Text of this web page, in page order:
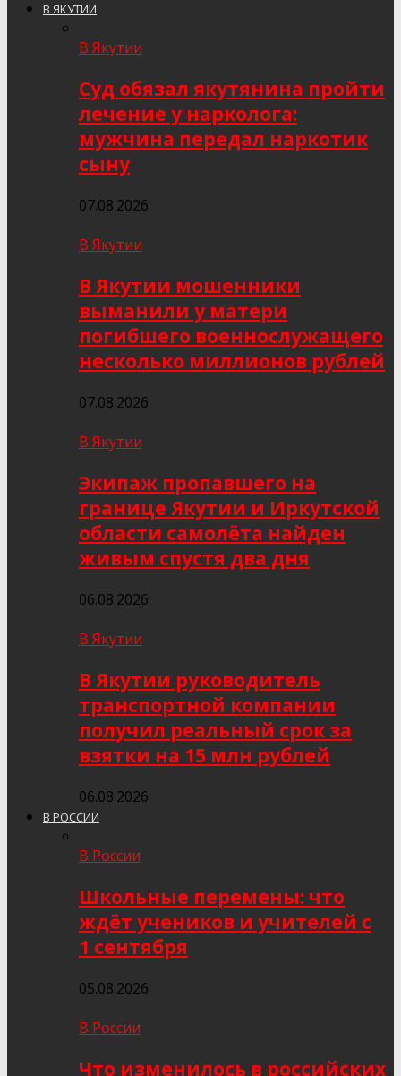
В ЯКУТИИ
В Якутии
Суд обязал якутянина пройти
лечение у нарколога:
мужчина передал наркотик
сыну
07.08.2026
В Якутии
В Якутии мошенники
выманили у матери
погибшего военнослужащего
несколько миллионов рублей
07.08.2026
В Якутии
Экипаж пропавшего на
границе Якутии и Иркутской
области самолёта найден
живым спустя два дня
06.08.2026
В Якутии
В Якутии руководитель
транспортной компании
получил реальный срок за
взятки на 15 млн рублей
06.08.2026
В РОССИИ
В России
Школьные перемены: что
ждёт учеников и учителей с
1 сентября
05.08.2026
В России
Что изменилось в российских